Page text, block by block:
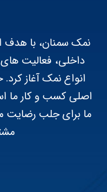
نمک سمنان، با
داخلی، فعالیت
انواع نمک آغاز
اصلی کسب و کار ما
ما برای جلب